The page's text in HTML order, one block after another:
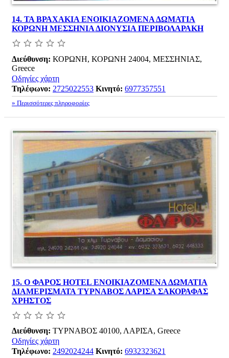
14. ΤΑ ΒΡΑΧΑΚΙΑ ΕΝΟΙΚΙΑΖΟΜΕΝΑ ΔΩΜΑΤΙΑ
ΚΟΡΩΝΗ ΜΕΣΣΗΝΙΑ ΔΙΟΝΥΣΙΑ ΠΕΡΙΒΟΛΑΡΑΚΗ
Διεύθυνση: ΚΟΡΩΝΗ, ΚΟΡΩΝΗ 24004, ΜΕΣΣΗΝΙΑΣ,
Greece
Οδηγίες χάρτη
Τηλέφωνο: 2725022553 Κινητό: 6977357551
» Περισσότερες πληροφορίες
15. Ο ΦΑΡΟΣ HOTEL ΕΝΟΙΚΙΑΖΟΜΕΝΑ ΔΩΜΑΤΙΑ
ΔΙΑΜΕΡΙΣΜΑΤΑ ΤΥΡΝΑΒΟΣ ΛΑΡΙΣΑ ΣΑΚΟΡΑΦΑΣ
ΧΡΗΣΤΟΣ
Διεύθυνση: ΤΥΡΝΑΒΟΣ 40100, ΛΑΡΙΣΑ, Greece
Οδηγίες χάρτη
Τηλέφωνο: 2492024244 Κινητό: 6932323621